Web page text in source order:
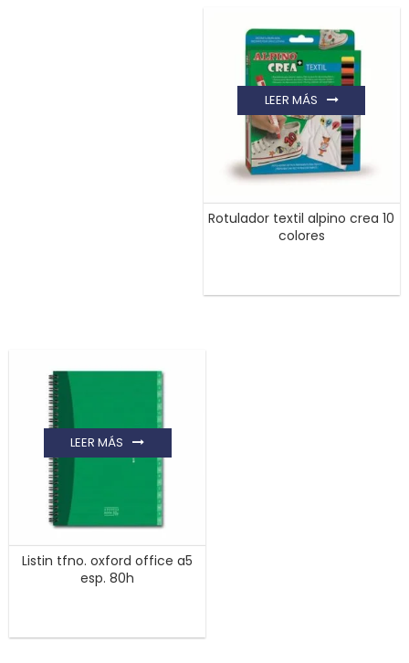
Rotulador textil alpino crea 10
colores
LEER MÁS
Listin tfno. oxford office a5
esp. 80h
LEER MÁS